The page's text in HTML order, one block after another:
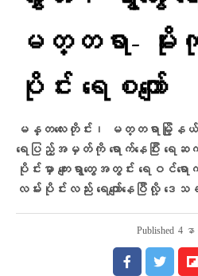
မတ္တရာ- မို
ပိုင်း ရေစကျော်
မန္တလေးတိုင်း၊ မတ္တရာမြို့နယ်
ရေပြည့်အမှတ်ကို ရောက်နေပြီး ရေ
ပိုင်းမှာ ကျေးရွာတွေအတွင်း ရေဝင်‌
လမ်းပိုင်းလည်း ရေကျော်နေပြီလို့ ဒေ
Published 4 န